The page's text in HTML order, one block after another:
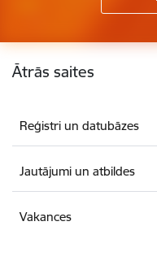
Kājene
Ātrās saites
Reģistri un datubāzes
Jautājumi un atbildes
Vakances